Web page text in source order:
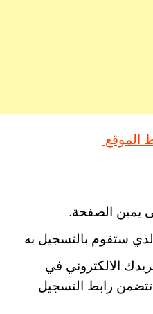
الموقع
يمين الصفحة.
ستقوم بالتسجيل به
الالكتروني في
رابط التسجيل